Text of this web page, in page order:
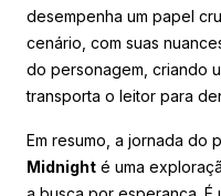
desempenha um papel
cenário, com suas
do personagem, criando
transporta o leitor para
Em resumo, a jornada do
Midnight é uma